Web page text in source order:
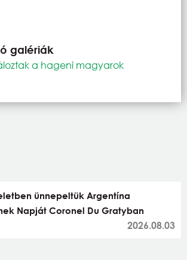
galériák
a hageni magyarok
ünnepeltük Argentína
Napját Coronel Du Gratyban
2026.08.03